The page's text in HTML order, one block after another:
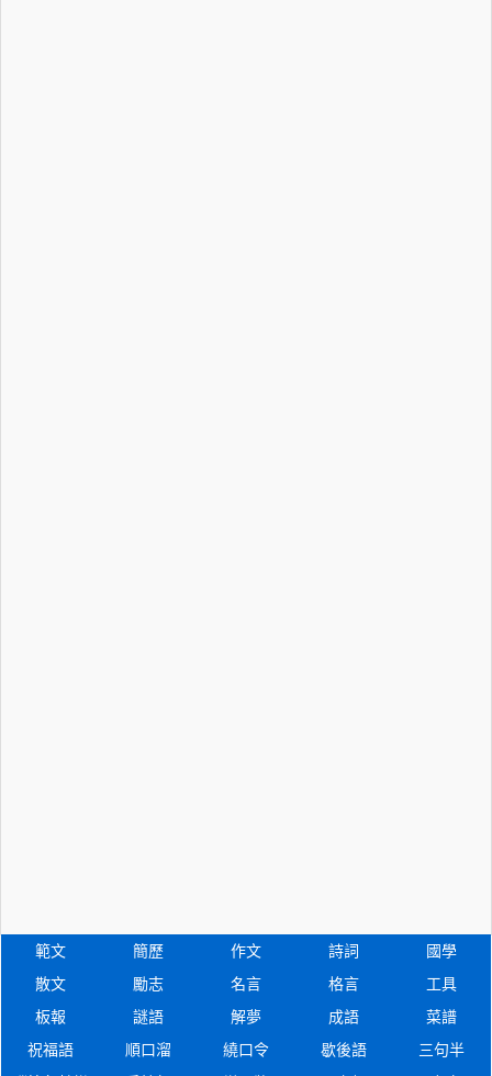
範文 簡歷 作文 詩詞
國學
散文
勵志 名言 格言
工具
板報
謎語 解夢 成語
菜譜
祝福語
順口溜 繞口令 歇後語
三句半